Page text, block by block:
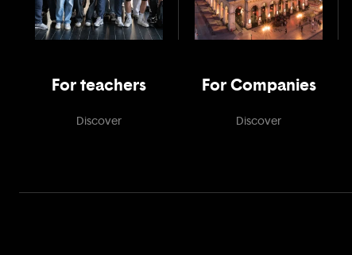
For teachers
Discover
For Companies
Discover